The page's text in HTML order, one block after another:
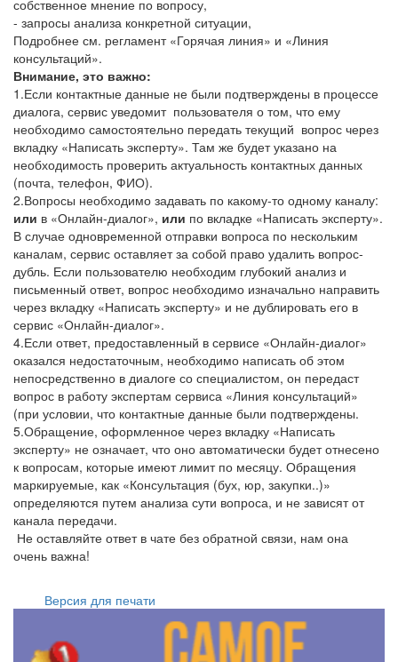
собственное мнение по вопросу,
- запросы анализа конкретной ситуации,
Подробнее см. регламент «Горячая линия» и «Линия
консультаций».
Внимание, это важно:
1.Если контактные данные не были подтверждены в процессе
диалога, сервис уведомит пользователя о том, что ему
необходимо самостоятельно передать текущий вопрос через
вкладку «Написать эксперту». Там же будет указано на
необходимость проверить актуальность контактных данных
(почта, телефон, ФИО).
2.Вопросы необходимо задавать по какому-то одному каналу:
или в «Онлайн-диалог», или по вкладке «Написать эксперту».
В случае одновременной отправки вопроса по нескольким
каналам, сервис оставляет за собой право удалить вопрос-
дубль. Если пользователю необходим глубокий анализ и
письменный ответ, вопрос необходимо изначально направить
через вкладку «Написать эксперту» и не дублировать его в
сервис «Онлайн-диалог».
4.Если ответ, предоставленный в сервисе «Онлайн-диалог»
оказался недостаточным, необходимо написать об этом
непосредственно в диалоге со специалистом, он передаст
вопрос в работу экспертам сервиса «Линия консультаций»
(при условии, что контактные данные были подтверждены.
5.Обращение, оформленное через вкладку «Написать
эксперту» не означает, что оно автоматически будет отнесено
к вопросам, которые имеют лимит по месяцу. Обращения
маркируемые, как «Консультация (бух, юр, закупки..)»
определяются путем анализа сути вопроса, и не зависят от
канала передачи.
Не оставляйте ответ в чате без обратной связи, нам она
очень важна!
Версия для печати